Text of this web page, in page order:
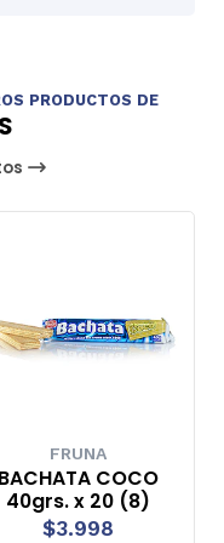
PRODUCTOS DE
FRUNA
BACHATA COCO
40grs. x 20 (8)
$3.998